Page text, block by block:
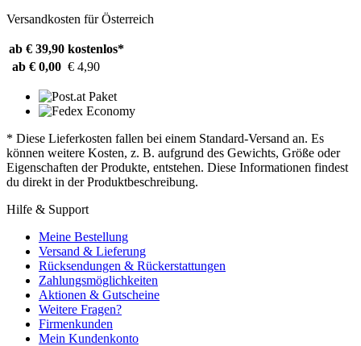
Versandkosten für Österreich
ab € 39,90 kostenlos*
ab € 0,00 € 4,90
* Diese Lieferkosten fallen bei einem Standard-Versand an. Es
können weitere Kosten, z. B. aufgrund des Gewichts, Größe oder
Eigenschaften der Produkte, entstehen. Diese Informationen findest
du direkt in der Produktbeschreibung.
Hilfe & Support
Meine Bestellung
Versand & Lieferung
Rücksendungen & Rückerstattungen
Zahlungsmöglichkeiten
Aktionen & Gutscheine
Weitere Fragen?
Firmenkunden
Mein Kundenkonto